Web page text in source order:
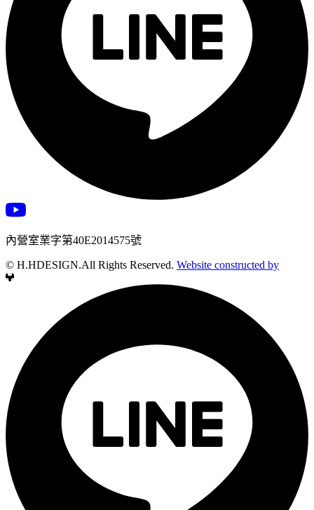
內營室業字第40E2014575號
© H.HDESIGN.All Rights Reserved. Website constructed by